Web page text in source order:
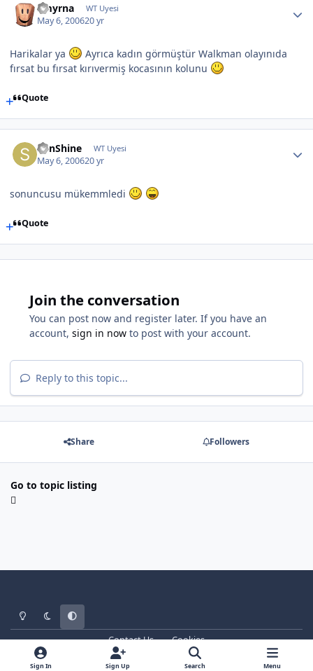
Smyrna WT Uyesi
May 6, 200620 yr
Harikalar ya
Ayrıca kadın görmüştür Walkman olayınıda
fırsat bu fırsat kırıvermiş kocasının kolunu
Quote
SunShine WT Uyesi
May 6, 200620 yr
sonuncusu mükemmledi
Quote
Join the conversation
You can post now and register later. If you have an
account, sign in now to post with your account.
Reply to this topic...
Share Followers
Go to topic listing
Light ModeDark ModeSystem Preference
Contact Us
Cookies
WT - http://www.ebattle.net
Powered byInvision Community
Sign In Sign Up Search Menu